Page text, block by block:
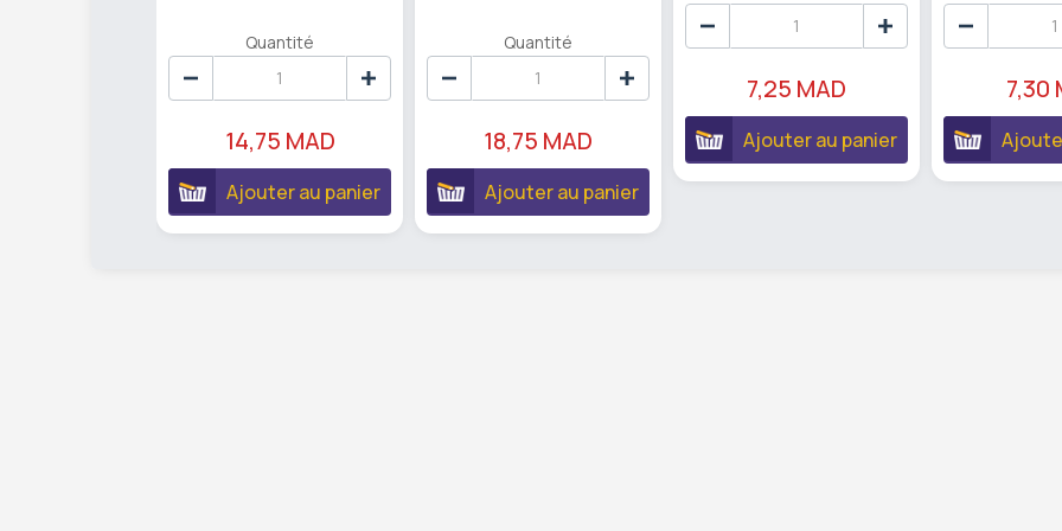
Quantité
14,75 MAD
Ajouter au panier
Quantité
18,75 MAD
Ajouter au panier
7,25 MAD
Ajouter au panier
7,30